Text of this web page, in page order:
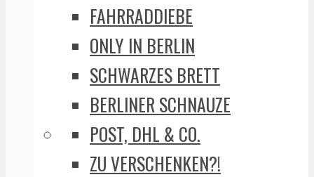
FAHRRADDIEBE
ONLY IN BERLIN
SCHWARZES BRETT
BERLINER SCHNAUZE
POST, DHL & CO.
ZU VERSCHENKEN?!